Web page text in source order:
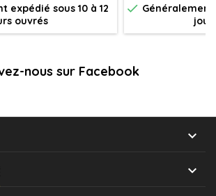
expédié sous 10 à 12
ouvrés
 Généralement
nous sur Facebook

